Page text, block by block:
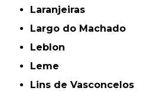
Laranjeiras
Largo do Machado
Leblon
Leme
Lins de Vasconcelos